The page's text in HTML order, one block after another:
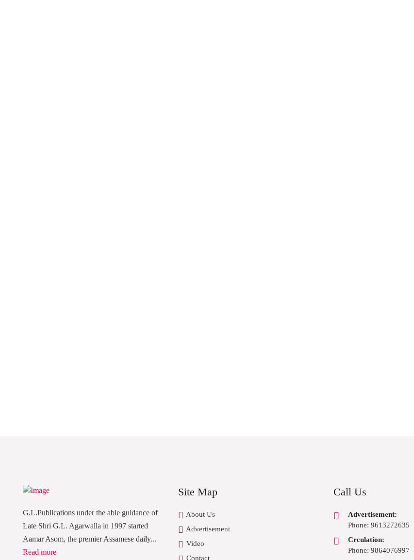
G.L.Publications under the able guidance of
Late Shri G.L. Agarwalla in 1997 started
Aamar Asom, the premier Assamese daily...
Read more
Site Map
About Us
Advertisement
Video
Contact
Call Us
Advertisement:
Phone: 9613272635
Crculation:
Phone: 9864076997